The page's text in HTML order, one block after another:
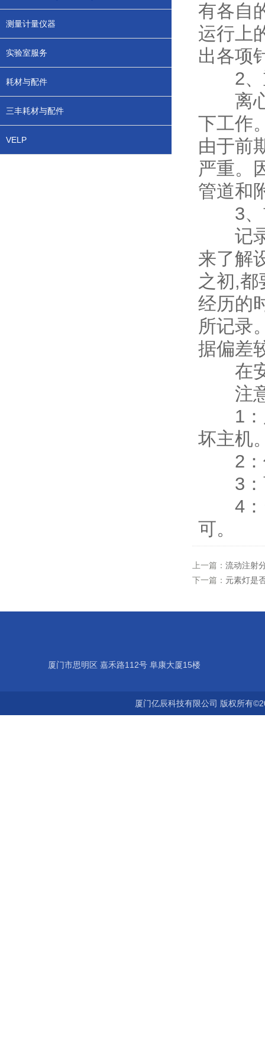
测量计量仪器
实验室服务
耗材与配件
三丰耗材与配件
VELP
有各自
运行上
出各项
2、重
离心
下工作
由于前
严重。
管道和
3、
记录
来了解
之初,都
经历的
所记录
据偏差
在安
注意
1：严
坏主机
2：仪
3：离
4：当
可。
上一篇： 流动注射
下一篇： 元素灯是
厦门市思明区 嘉禾路112号 阜康大厦15楼
厦门亿辰科技有限公司 版权所有